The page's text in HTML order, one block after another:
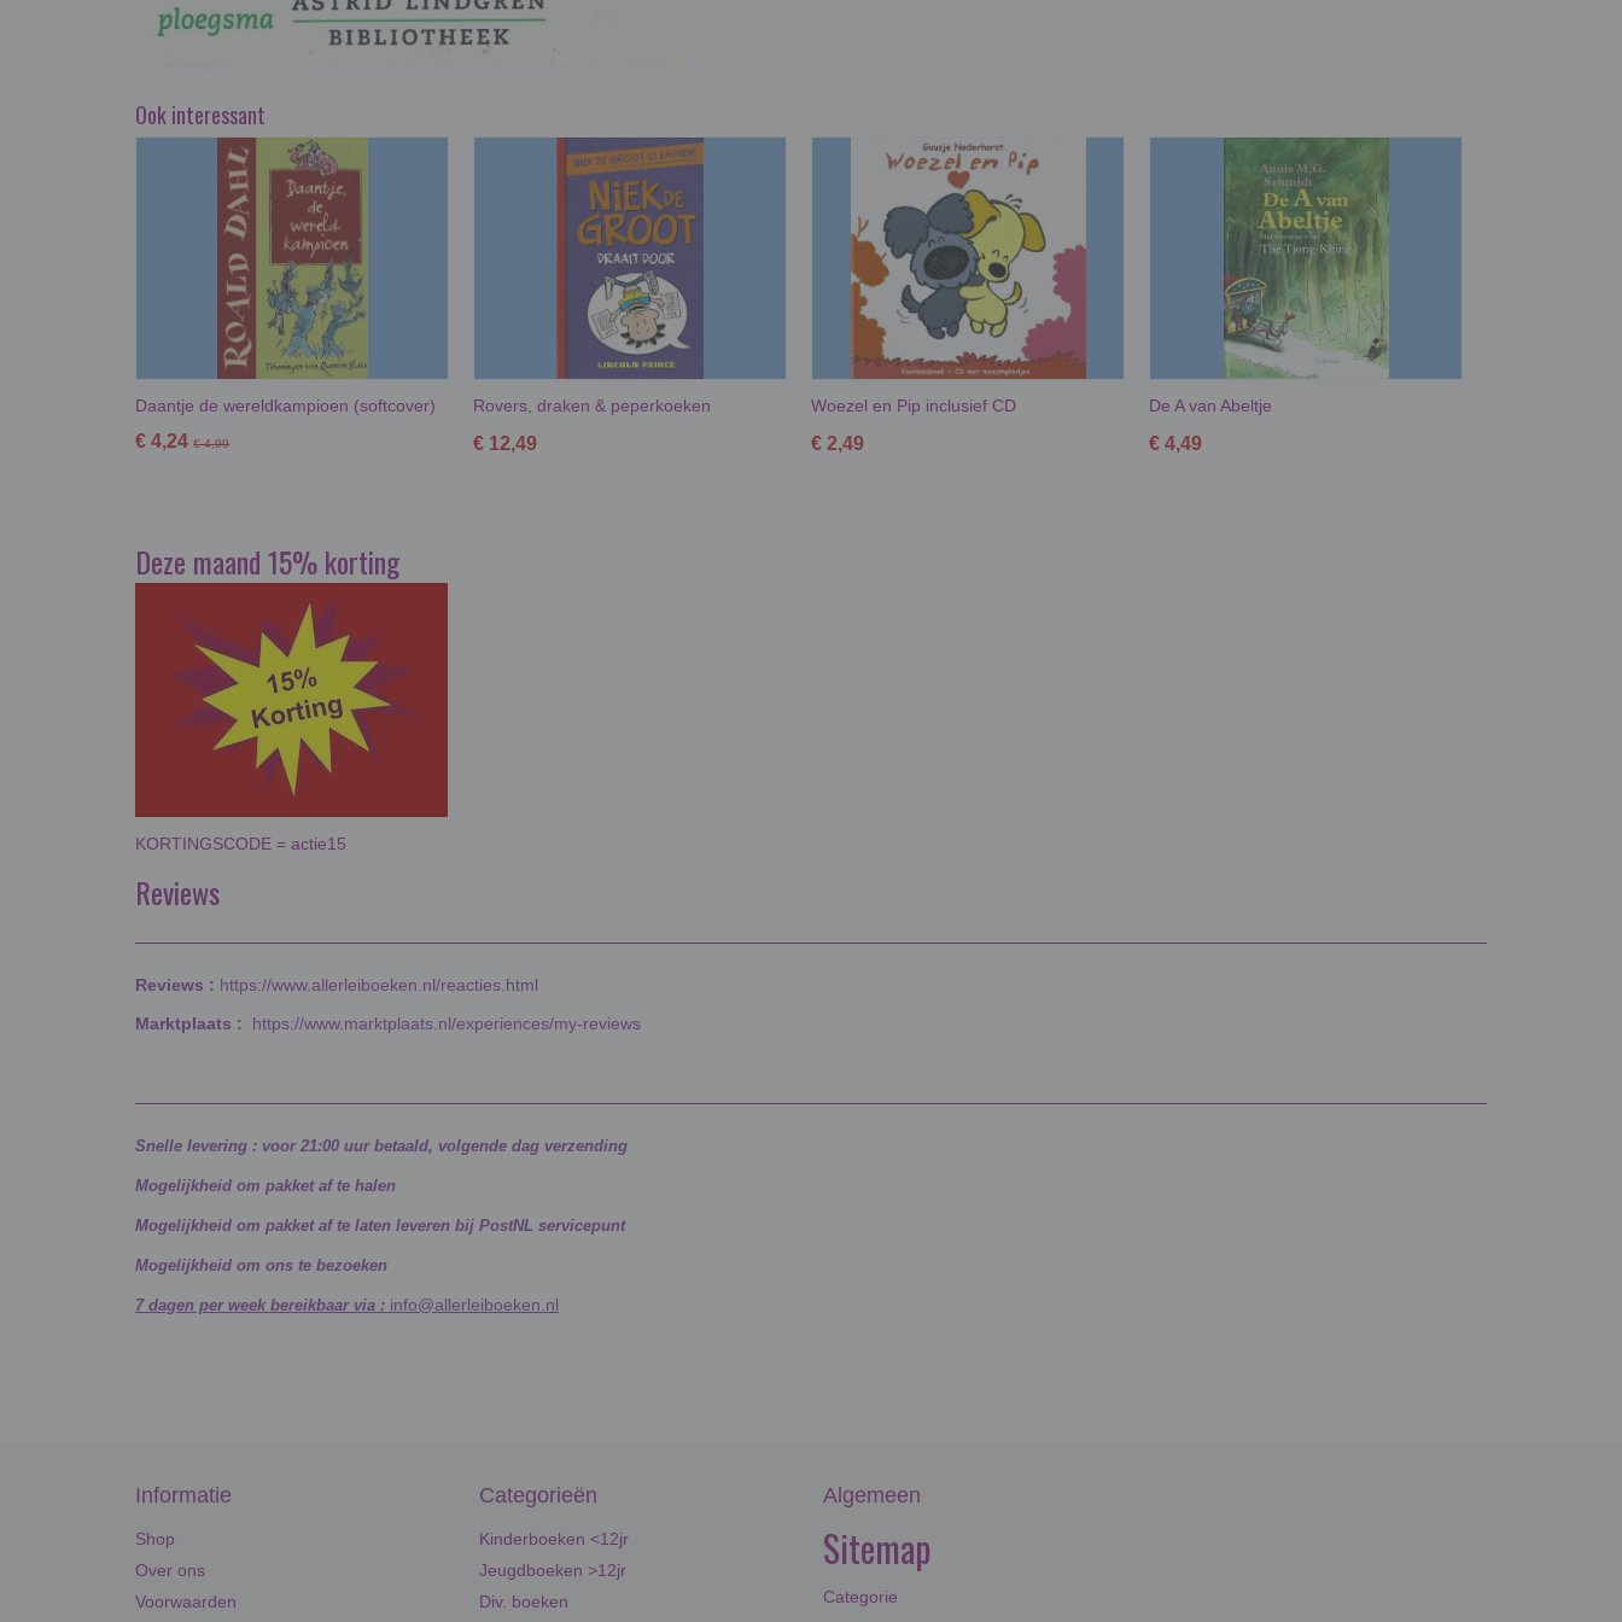
Ook interessant
Daantje de wereldkampioen (softcover)
€ 4,24 € 4,99
Rovers, draken & peperkoeken
€ 12,49
Woezel en Pip inclusief CD
€ 2,49
De A van Abeltje
€ 4,49
Deze maand 15% korting
KORTINGSCODE = actie15
Reviews
Reviews : https://www.allerleiboeken.nl/reacties.html
Marktplaats : https://www.marktplaats.nl/experiences/my-reviews
Snelle levering : voor 21:00 uur betaald, volgende dag verzending
Mogelijkheid om pakket af te halen
Mogelijkheid om pakket af te laten leveren bij PostNL servicepunt
Mogelijkheid om ons te bezoeken
7 dagen per week bereikbaar via : info@allerleiboeken.nl
Informatie
Shop
Over ons
Voorwaarden
Categorieën
Kinderboeken <12jr
Jeugdboeken >12jr
Div. boeken
Algemeen
Sitemap
Categorie